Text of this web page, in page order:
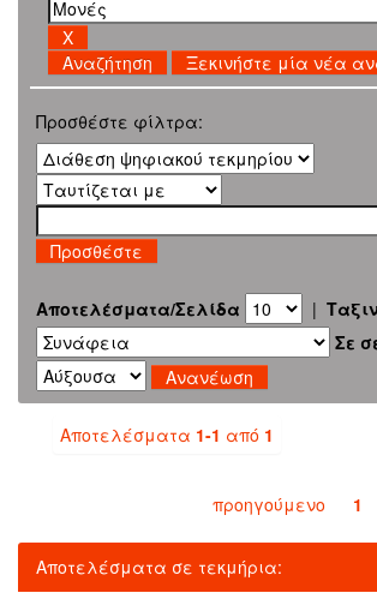
Ξεκινήστε μία νέα
Προσθέστε φίλτρα:
Αποτελέσματα/Σελίδα |
Σε
Αποτελέσματα 1-1 από 1
προηγούμενο 1
Αποτελέσματα σε τεκμήρια: